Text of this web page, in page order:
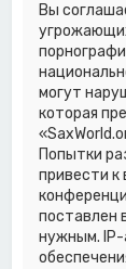
Вы
могут
которая
Попытки
привести
поставлен
нужным. IP-